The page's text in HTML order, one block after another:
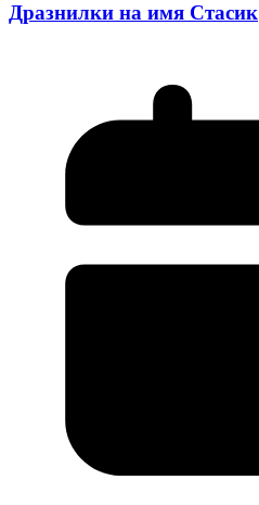
Дразнилки на имя Стасик